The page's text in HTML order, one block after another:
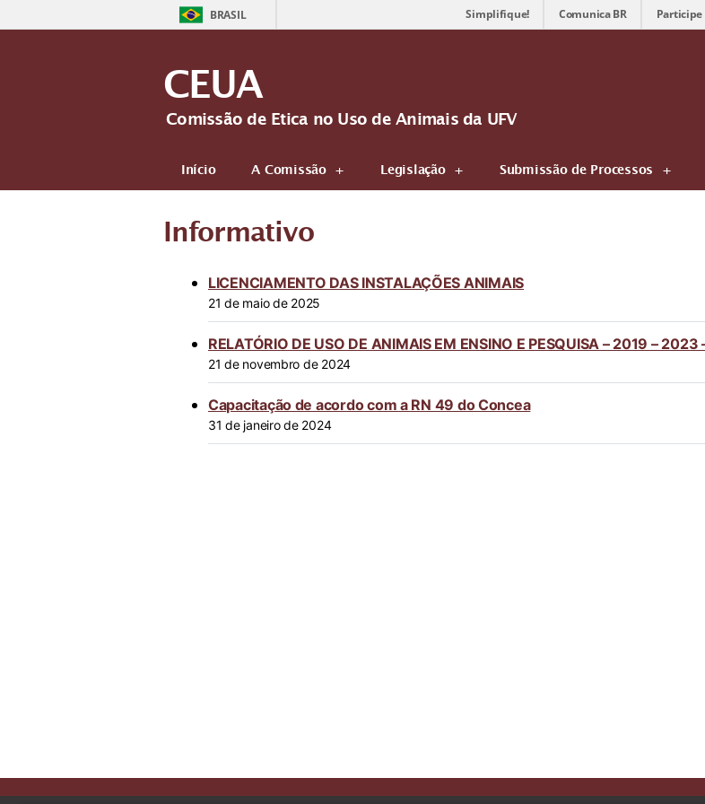
BRASIL Simplifique! Comunica BR Participe
CEUA
Comissão de Etica no Uso de Animais da UFV
Início A Comissão Legislação Submissão de Processos
Informativo
LICENCIAMENTO DAS INSTALAÇÕES ANIMAIS
21 de maio de 2025
RELATÓRIO DE USO DE ANIMAIS EM ENSINO E PESQUISA – 2019 – 2023
21 de novembro de 2024
Capacitação de acordo com a RN 49 do Concea
31 de janeiro de 2024